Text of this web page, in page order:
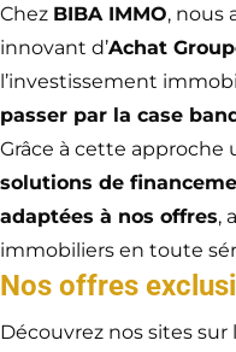
Chez BIBA IMMO, nous
innovant d’Achat
l’investissement
passer par la case
Grâce à cette approche
solutions de
adaptées à nos offres,
immobiliers en toute
Nos offres
Découvrez nos sites sur